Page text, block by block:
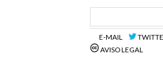
E-MAIL
AVISO LEGAL